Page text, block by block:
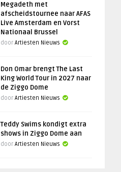
Megadeth met
afscheidstournee naar AFAS
Live Amsterdam en Vorst
Nationaal Brussel
door Artiesten Nieuws
Don Omar brengt The Last
King World Tour in 2027 naar
de Ziggo Dome
door Artiesten Nieuws
Teddy Swims kondigt extra
shows in Ziggo Dome aan
door Artiesten Nieuws